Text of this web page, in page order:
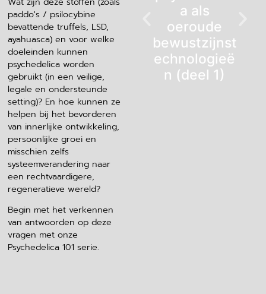
paddo's / psilocybine
bevattende truffels, LSD,
ayahuasca) en voor welke
doeleinden kunnen
psychedelica worden
gebruikt (in een veilige,
legale en ondersteunde
setting)? En hoe kunnen ze
helpen bij het bevorderen
van innerlijke ontwikkeling,
persoonlijke groei en
misschien zelfs
systeemverandering naar
een rechtvaardigere,
regeneratieve wereld?
Begin met het verkennen
van antwoorden op deze
vragen met onze
Psychedelica 101 serie.
a als
oeroude
bewustzijnst
echnologieë
n (deel 1)